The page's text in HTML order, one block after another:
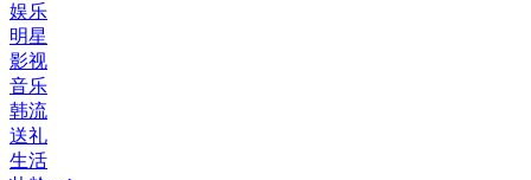
娱乐
明星
影视
音乐
韩流
送礼
生活